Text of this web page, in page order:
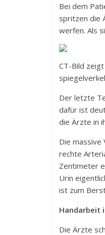
Bei dem
spritzen die
werfen. Als
CT-Bild
Der letzte
dafür ist
die Ärzte in
Die massive
rechte
Zentimeter
Urin
ist zum
Handarbeit
Die Ärzte